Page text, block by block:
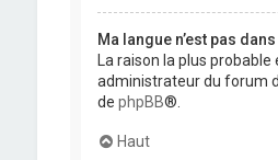
Ma langue n’est pas
La raison la plus
administrateur du forum
de phpBB®.
Haut